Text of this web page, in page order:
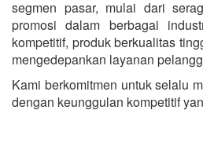
segmen pasar, mulai dari
promosi dalam berbagai
kompetitif, produk berkualitas
mengedepankan layanan
Kami berkomitmen untuk selalu
dengan keunggulan kompetitif